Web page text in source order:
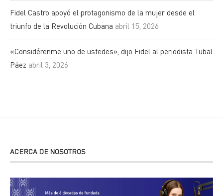
Fidel Castro apoyó el protagonismo de la mujer desde el
triunfo de la Revolución Cubana abril 15, 2026
«Considérenme uno de ustedes», dijo Fidel al periodista Tubal
Páez abril 3, 2026
ACERCA DE NOSOTROS